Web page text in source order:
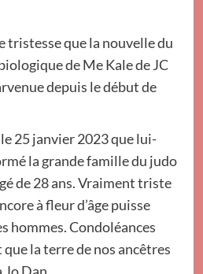
tristesse que la nouvelle du
de Me Kale de JC
depuis le début de
25 janvier 2023 que lui-
la grande famille du judo
de 28 ans. Vraiment triste
à fleur d’âge puisse
hommes. Condoléances
la terre de nos ancêtres